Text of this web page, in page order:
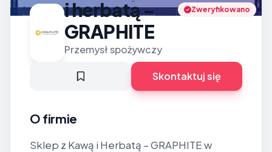
i herbatą -
GRAPHITE
Zweryfikowano
Przemysł spożywczy
Skontaktuj się
O firmie
Sklep z Kawą i Herbatą – GRAPHITE w